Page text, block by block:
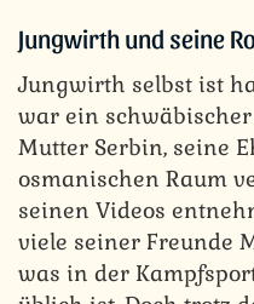
Jungwirth und seine
Jungwirth selbst ist
war ein schwäbischer
Mutter Serbin, seine
osmanischen Raum
seinen Videos
viele seiner Freunde
was in der